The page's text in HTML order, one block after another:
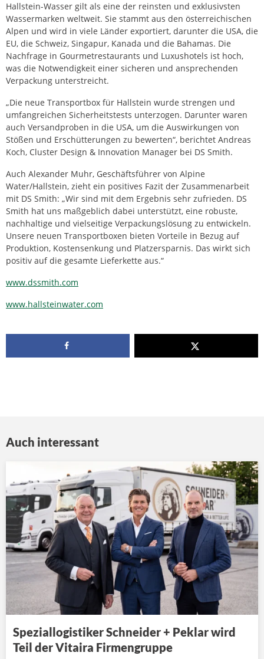
Hallstein-Wasser gilt als eine der reinsten und exklusivsten
Wassermarken weltweit. Sie stammt aus den österreichischen
Alpen und wird in viele Länder exportiert, darunter die USA, die
EU, die Schweiz, Singapur, Kanada und die Bahamas. Die
Nachfrage in Gourmetrestaurants und Luxushotels ist hoch,
was die Notwendigkeit einer sicheren und ansprechenden
Verpackung unterstreicht.
„Die neue Transportbox für Hallstein wurde strengen und
umfangreichen Sicherheitstests unterzogen. Darunter waren
auch Versandproben in die USA, um die Auswirkungen von
Stößen und Erschütterungen zu bewerten“, berichtet Andreas
Koch, Cluster Design & Innovation Manager bei DS Smith.
Auch Alexander Muhr, Geschäftsführer von Alpine
Water/Hallstein, zieht ein positives Fazit der Zusammenarbeit
mit DS Smith: „Wir sind mit dem Ergebnis sehr zufrieden. DS
Smith hat uns maßgeblich dabei unterstützt, eine robuste,
nachhaltige und vielseitige Verpackungslösung zu entwickeln.
Unsere neuen Transportboxen bieten Vorteile in Bezug auf
Produktion, Kostensenkung und Platzersparnis. Das wirkt sich
positiv auf die gesamte Lieferkette aus.“
www.dssmith.com
www.hallsteinwater.com
Auch interessant
Speziallogistiker Schneider + Peklar wird
Teil der Vitaira Firmengruppe